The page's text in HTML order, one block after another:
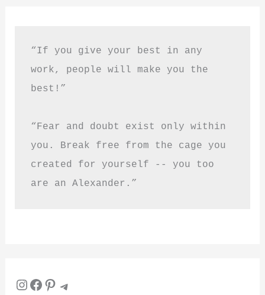
“If you give your best in any
work, people will make you the
best!”
“Fear and doubt exist only within
you. Break free from the cage you
created for yourself -- you too
are an Alexander.”
InstagramFacebook Pinterest Telegram